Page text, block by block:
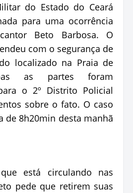
do Estado do Ceará
para uma ocorrência
Beto Barbosa. O
com o segurança de
localizado na Praia de
as partes foram
o 2º Distrito Policial
sobre o fato. O caso
de 8h20min desta manhã
está circulando nas
pede que retirem suas